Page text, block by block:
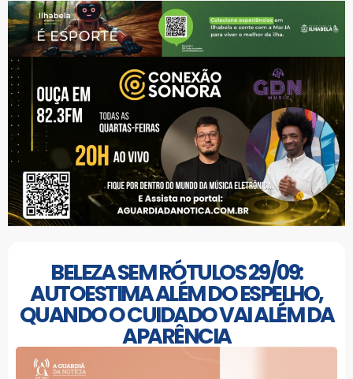
BELEZA SEM RÓTULOS 29/09:
AUTOESTIMA ALÉM DO ESPELHO,
QUANDO O CUIDADO VAI ALÉM DA
APARÊNCIA